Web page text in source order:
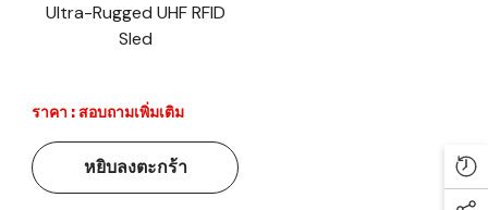
Ultra-Rugged UHF RFID
Sled
ราคา : สอบถามเพิ่มเติม
หยิบลงตะกร้า